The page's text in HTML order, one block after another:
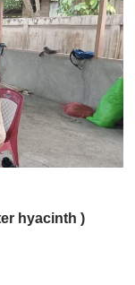
hyacinth )